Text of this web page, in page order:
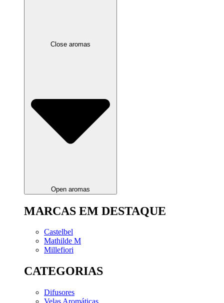
Close aromas
Open aromas
MARCAS EM DESTAQUE
Castelbel
Mathilde M
Millefiori
CATEGORIAS
Difusores